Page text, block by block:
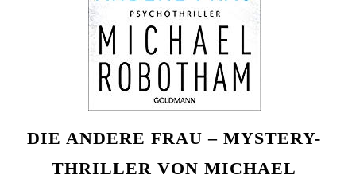
DIE ANDERE FRAU – MYSTERY-
THRILLER VON MICHAEL